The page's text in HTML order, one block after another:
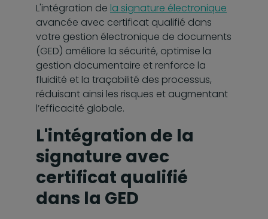
L'intégration de la signature électronique
avancée avec certificat qualifié dans
votre gestion électronique de documents
(GED) améliore la sécurité, optimise la
gestion documentaire et renforce la
fluidité et la traçabilité des processus,
réduisant ainsi les risques et augmentant
l’efficacité globale.
L'intégration de la
signature avec
certificat qualifié
dans la GED